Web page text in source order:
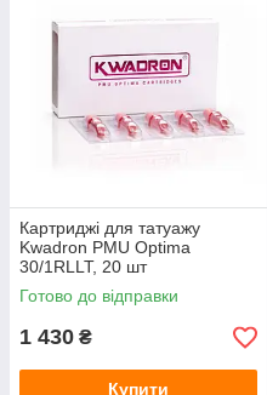
Картриджі для татуажу
Kwadron PMU Optima
30/1RLLT, 20 шт
Готово до відправки
1 430 ₴
Купити